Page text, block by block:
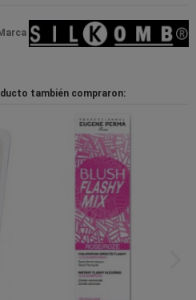
Marca
también compraron: